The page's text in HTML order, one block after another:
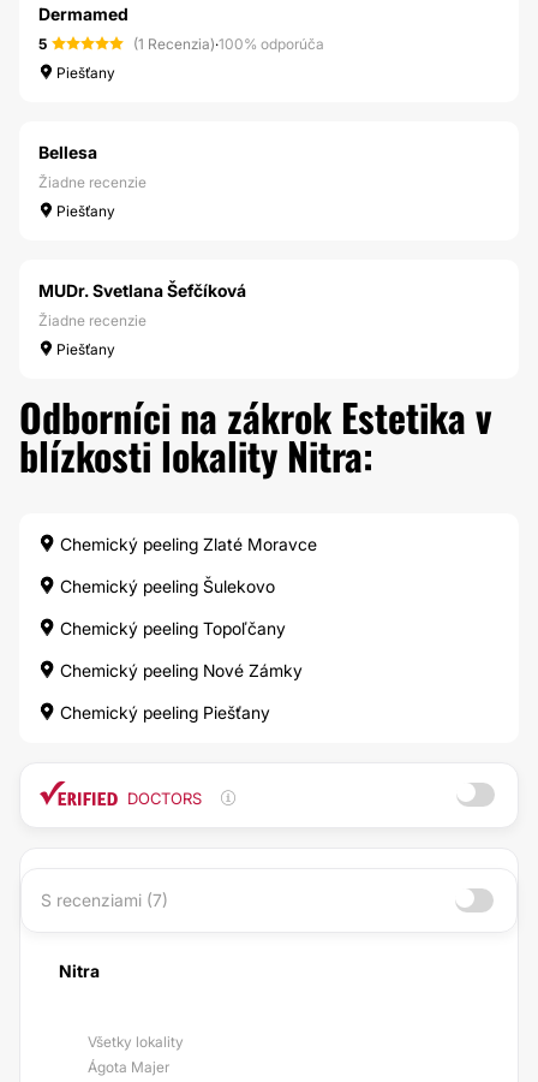
Dermamed
5 (1 Recenzia)·100% odporúča
Piešťany
Bellesa
Žiadne recenzie
Piešťany
MUDr. Svetlana Šefčíková
Žiadne recenzie
Piešťany
Odborníci na zákrok Estetika v
blízkosti lokality Nitra:
Chemický peeling Zlaté Moravce
Chemický peeling Šulekovo
Chemický peeling Topoľčany
Chemický peeling Nové Zámky
Chemický peeling Piešťany
DOCTORS
S recenziami (7)
Nitra
Všetky lokality
Ágota Majer